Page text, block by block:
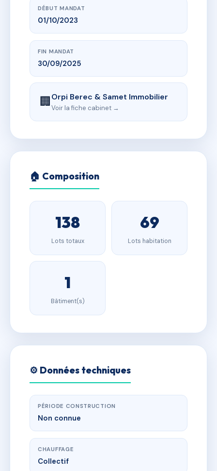
DÉBUT MANDAT
01/10/2023
FIN MANDAT
30/09/2025
🏢Orpi Berec & Samet Immobilier
Voir la fiche cabinet →
🏠 Composition
138
Lots totaux
69
Lots habitation
1
Bâtiment(s)
⚙️ Données techniques
PÉRIODE CONSTRUCTION
Non connue
CHAUFFAGE
Collectif